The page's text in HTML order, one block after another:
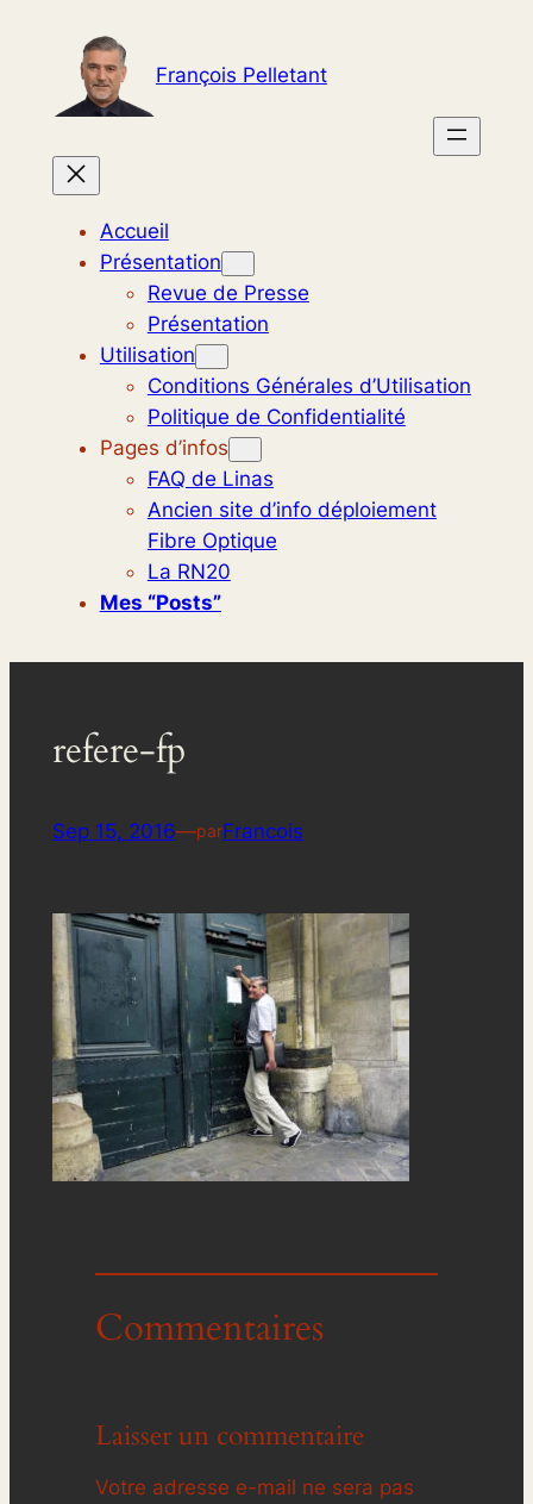
contenu
François Pelletant
Accueil
Présentation
Revue de Presse
Présentation
Utilisation
Conditions Générales d’Utilisation
Politique de Confidentialité
Pages d’infos
FAQ de Linas
Ancien site d’info déploiement
Fibre Optique
La RN20
Mes “posts”
refere-fp
Sep 15, 2016—parFrancois
Commentaires
Laisser un commentaire
Votre adresse e-mail ne sera pas